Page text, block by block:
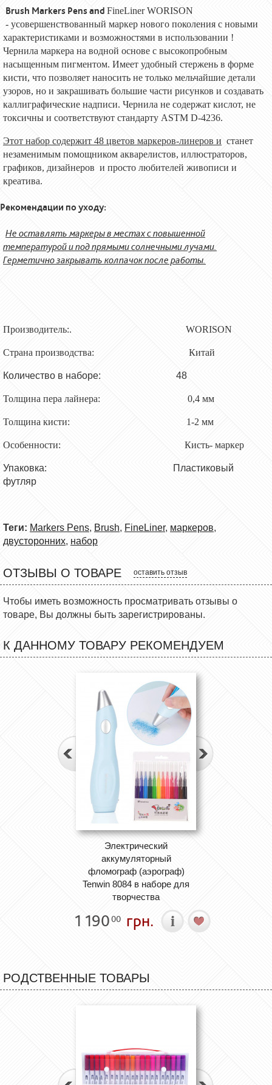
Brush Markers Pens and FineLiner WORISON
- усовершенствованный маркер нового поколения с новыми
характеристиками и возможностями в использовании !
Чернила маркера на водной основе с высокопробным
насыщенным пигментом. Имеет удобный стержень в форме
кисти, что позволяет наносить не только мельчайшие детали
узоров, но и закрашивать большие части рисунков и создавать
каллиграфические надписи. Чернила не содержат кислот, не
токсичны и соответствуют стандарту ASTM D-4236.
Этот набор содержит 48 цветов маркеров-линеров и станет
незаменимым помощником акварелистов, иллюстраторов,
графиков, дизайнеров и просто любителей живописи и
креатива.
Рекомендации по уходу:
Не оставлять маркеры в местах с повышенной
температурой и под прямыми солнечными лучами.
Герметично закрывать колпачок после работы.
Производитель:. WORISON
Страна производства: Китай
Количество в наборе: 48
Толщина пера лайнера: 0,4 мм
Толщина кисти: 1-2 мм
Особенности: Кисть- маркер
Упаковка: Пластиковый
футляр
Теги: Markers Pens, Brush, FineLiner, маркеров,
двусторонних, набор
ОТЗЫВЫ О ТОВАРЕ оставить отзыв
Чтобы иметь возможность просматривать отзывы о
товаре, Вы должны быть зарегистрированы.
К ДАННОМУ ТОВАРУ РЕКОМЕНДУЕМ
Электрический
аккумуляторный
фломограф (аэрограф)
Tenwin 8084 в наборе для
творчества
1 19000 грн.
РОДСТВЕННЫЕ ТОВАРЫ